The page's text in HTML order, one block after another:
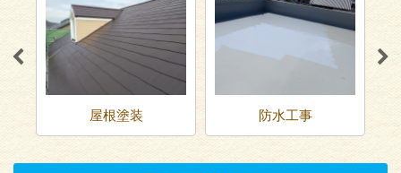
屋根塗装 防水工事